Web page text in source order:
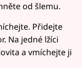
od šlemu.
Přidejte
Na jedné lžíci
a vmíchejte ji